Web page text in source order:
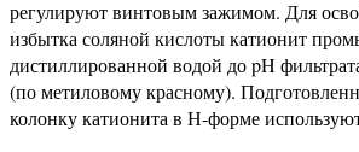
регулируют винтовым зажимом. Для
избытка соляной кислоты катионит
дистиллированной водой до pH
(по метиловому красному).
колонку катионита в Н-форме